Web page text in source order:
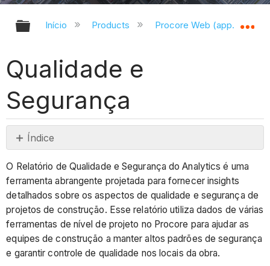
Expandir/recolher hierarquia
Início Products Procore Web
Qualidade e
Segurança
Índice
Atuais
Ferramentas
do
Procore
usadas
no
relatório
O Relatório de Qualidade e Segurança do Analytics é uma
ferramenta abrangente projetada para fornecer insights
detalhados sobre os aspectos de qualidade e segurança de
projetos de construção. Esse relatório utiliza dados de várias
ferramentas de nível de projeto no Procore para ajudar as
equipes de construção a manter altos padrões de segurança
e garantir controle de qualidade nos locais da obra.